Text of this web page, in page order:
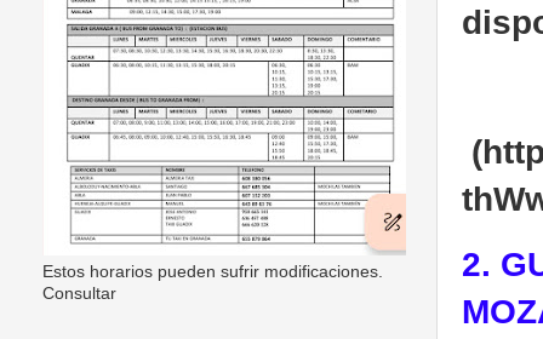
2.
Estos horarios pueden sufrir modificaciones.
Consultar